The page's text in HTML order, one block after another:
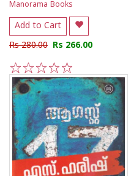
Manorama Books
Add to Cart
Rs 280.00 Rs 266.00
5
4
3
2
1